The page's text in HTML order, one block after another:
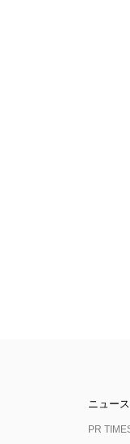
ニュー
PR